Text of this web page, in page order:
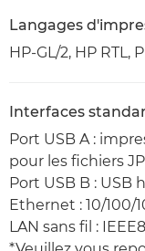
Langages
HP-GL/2, HP RTL,
Interfaces
Port USB A :
pour les fichiers
Port USB B : USB
Ethernet : 10/100/
LAN sans fil :